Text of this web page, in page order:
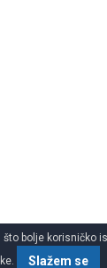
bolje
Slažem se